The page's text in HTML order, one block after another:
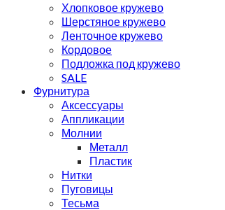
Хлопковое кружево
Шерстяное кружево
Ленточное кружево
Кордовое
Подложка под кружево
SALE
Фурнитура
Аксессуары
Аппликации
Молнии
Металл
Пластик
Нитки
Пуговицы
Тесьма